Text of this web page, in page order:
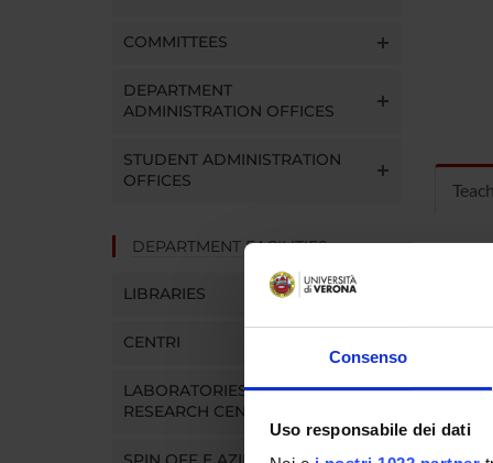
Consenso
Uso responsabile dei dati
COMMITTEES
DEPARTMENT
ADMINISTRATION OFFICES
STUDENT ADMINISTRATION
OFFICES
DEPARTMENT FACILITIES
LIBRARIES
CENTRI
LABORATORIES AND
RESEARCH CENTRES
Click